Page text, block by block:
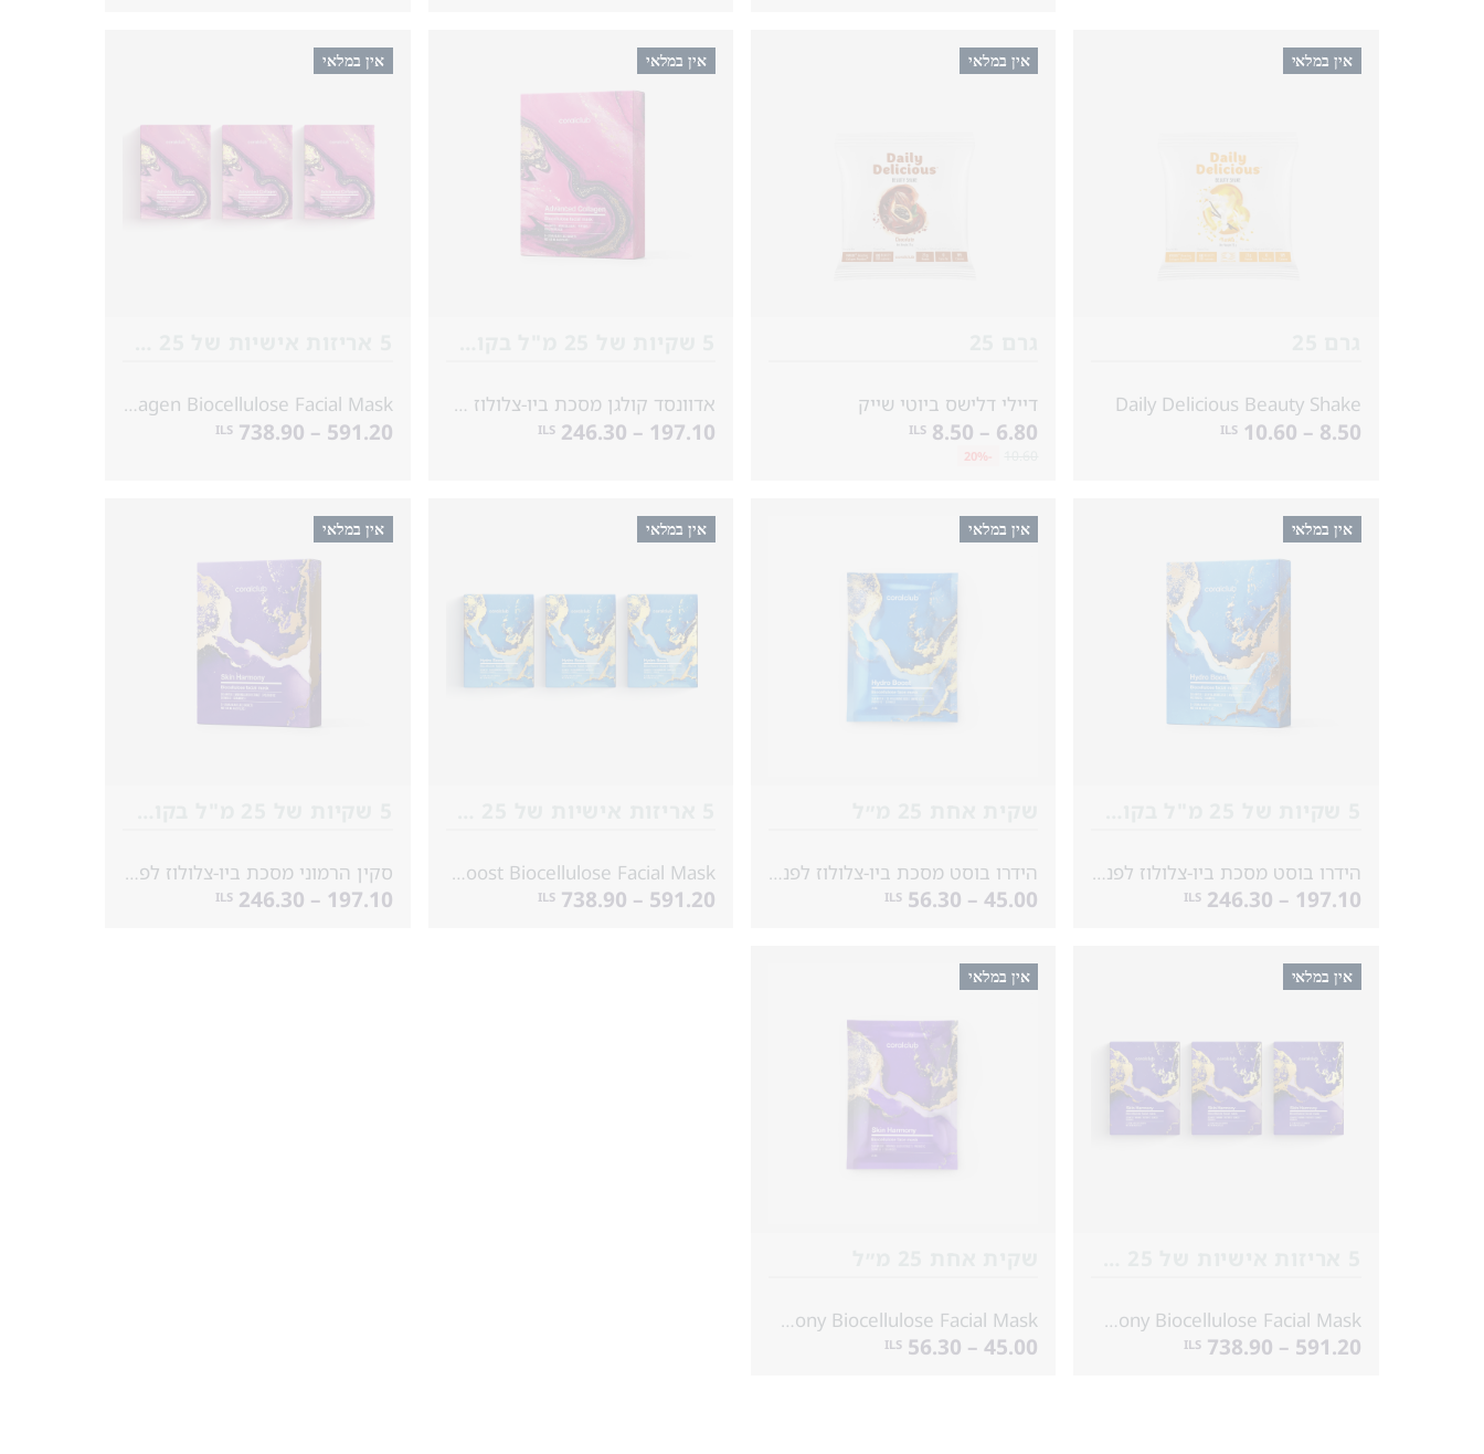
Daily Delicious Beauty Shake
8.50 – 10.60
ILS
אין במלאי
דיילי דלישס ביוטי שייק
6.80 – 8.50
ILS
אין במלאי
אדוונסד קולגן מסכת ביו-צלולוז לפנים
197.10 – 246.30
ILS
אין במלאי
Advanced Collagen Biocellulose Facial Mask
591.20 – 738.90
ILS
אין במלאי
הידרו בוסט מסכת ביו-צלולוז לפנים
197.10 – 246.30
ILS
אין במלאי
הידרו בוסט מסכת ביו-צלולוז לפנים
45.00 – 56.30
ILS
אין במלאי
Hydro Boost Biocellulose Facial Mask
591.20 – 738.90
ILS
אין במלאי
סקין הרמוני מסכת ביו-צלולוז לפנים
197.10 – 246.30
ILS
אין במלאי
Skin Harmony Biocellulose Facial Mask
591.20 – 738.90
ILS
אין במלאי
Skin Harmony Biocellulose Facial Mask
45.00 – 56.30
ILS
אין במלאי